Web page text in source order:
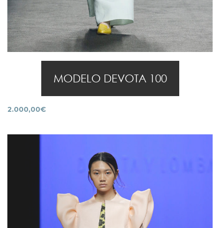
MODELO DEVOTA 100
2.000,00€